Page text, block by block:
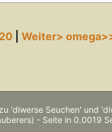
|Weiter>
'diwerse Seuchen' und
- Seite in 0.0019